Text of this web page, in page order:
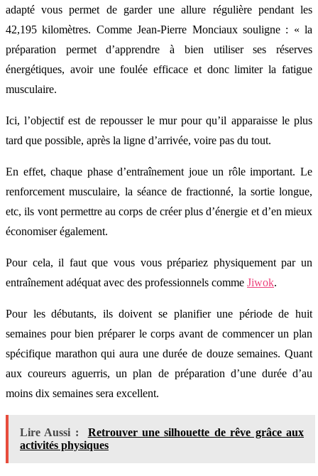
adapté vous permet de garder une allure régulière pendant les
42,195 kilomètres. Comme Jean-Pierre Monciaux souligne : « la
préparation permet d’apprendre à bien utiliser ses réserves
énergétiques, avoir une foulée efficace et donc limiter la fatigue
musculaire.
Ici, l’objectif est de repousser le mur pour qu’il apparaisse le plus
tard que possible, après la ligne d’arrivée, voire pas du tout.
En effet, chaque phase d’entraînement joue un rôle important. Le
renforcement musculaire, la séance de fractionné, la sortie longue,
etc, ils vont permettre au corps de créer plus d’énergie et d’en mieux
économiser également.
Pour cela, il faut que vous vous prépariez physiquement par un
entraînement adéquat avec des professionnels comme Jiwok.
Pour les débutants, ils doivent se planifier une période de huit
semaines pour bien préparer le corps avant de commencer un plan
spécifique marathon qui aura une durée de douze semaines. Quant
aux coureurs aguerris, un plan de préparation d’une durée d’au
moins dix semaines sera excellent.
Lire Aussi :
Retrouver une silhouette de rêve grâce aux
activités physiques